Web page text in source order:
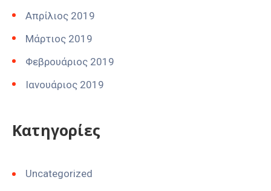
Απρίλιος 2019
Μάρτιος 2019
Φεβρουάριος 2019
Ιανουάριος 2019
Kατηγορίες
Uncategorized